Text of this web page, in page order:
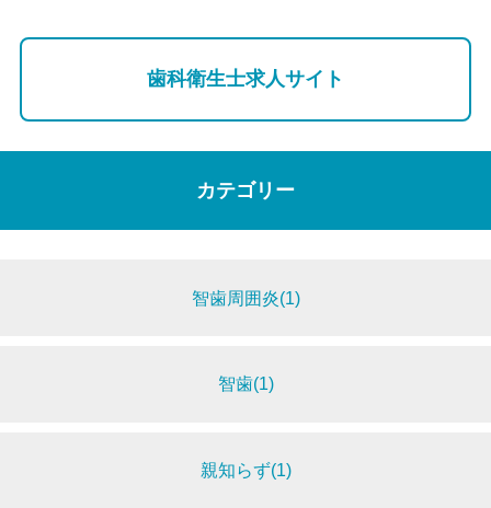
歯科衛生士求人サイト
カテゴリー
智歯周囲炎(1)
智歯(1)
親知らず(1)